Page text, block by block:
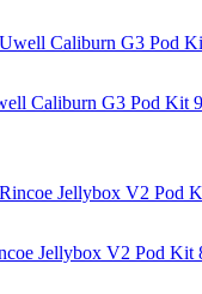
Caliburn G3 Pod Kit
Jellybox V2 Pod Kit